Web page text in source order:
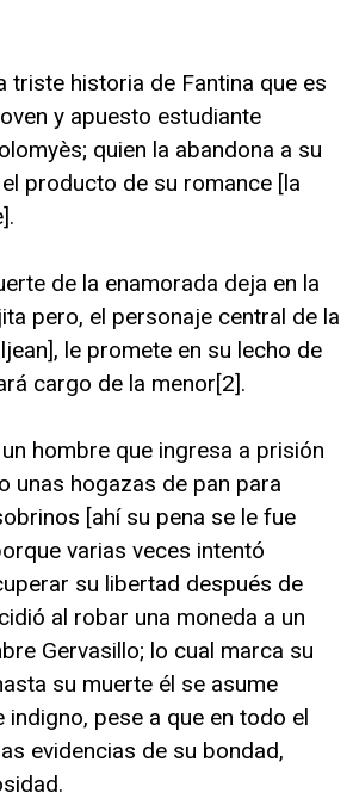
triste historia de Fantina que es
y apuesto estudiante
quien la abandona a su
producto de su romance [la
de la enamorada deja en la
pero, el personaje central de la
le promete en su lecho de
cargo de la menor[2].
hombre que ingresa a prisión
unas hogazas de pan para
[ahí su pena se le fue
varias veces intentó
su libertad después de
al robar una moneda a un
Gervasillo; lo cual marca su
su muerte él se asume
indigno, pese a que en todo el
evidencias de su bondad,